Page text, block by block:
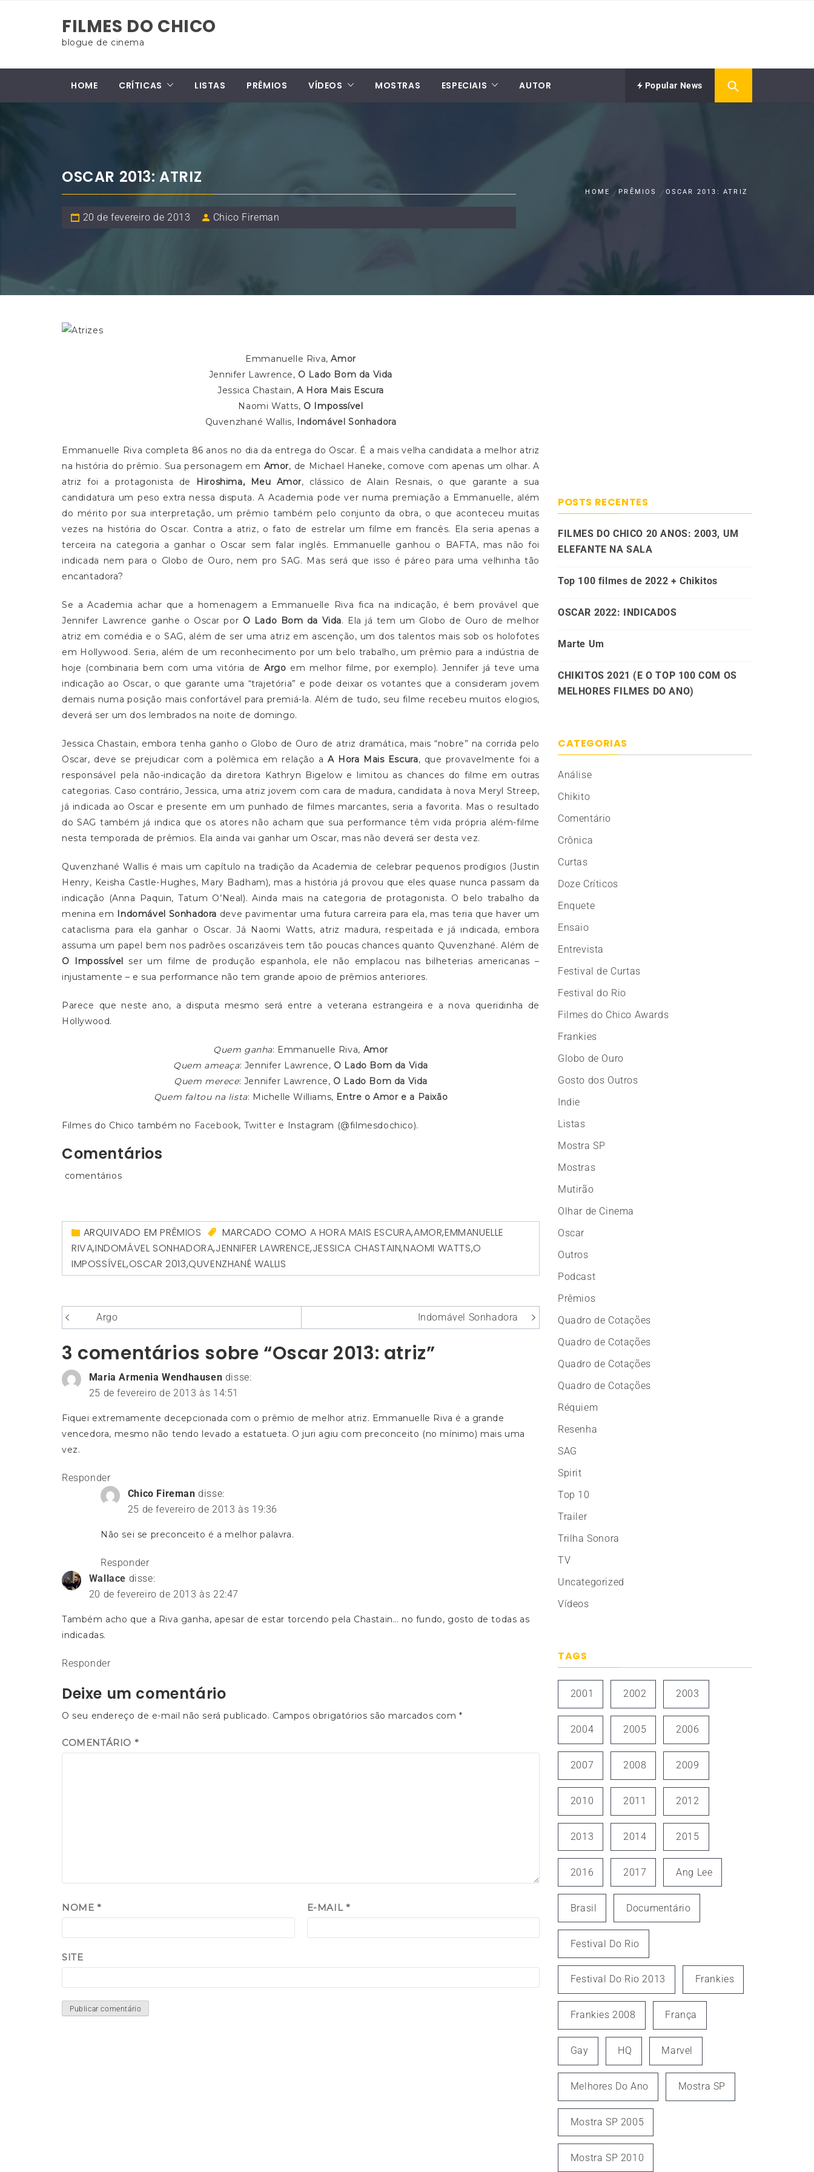
FILMES DO CHICO
blogue de cinema
HOME CRÍTICAS LISTAS PRÊMIOS VÍDEOS MOSTRAS ESPECIAIS AUTOR Popular News
OSCAR 2013: ATRIZ
20 de fevereiro de 2013 Chico Fireman
HOME PRÊMIOS OSCAR 2013: ATRIZ
Emmanuelle Riva,Amor
Jennifer Lawrence, O Lado Bom da Vida
Jessica Chastain, A Hora Mais Escura
Naomi Watts, O Impossível
Quvenzhané Wallis, Indomável Sonhadora
Emmanuelle Riva completa 86 anos no dia da entrega do Oscar. É a mais velha candidata a melhor atriz
na história do prêmio. Sua personagem em Amor, de Michael Haneke, comove com apenas um olhar. A
atriz foi a protagonista de Hiroshima, Meu Amor, clássico de Alain Resnais, o que garante a sua
candidatura um peso extra nessa disputa. A Academia pode ver numa premiação a Emmanuelle, além
do mérito por sua interpretação, um prêmio também pelo conjunto da obra, o que aconteceu muitas
vezes na história do Oscar. Contra a atriz, o fato de estrelar um filme em francês. Ela seria apenas a
terceira na categoria a ganhar o Oscar sem falar inglês. Emmanuelle ganhou o BAFTA, mas não foi
indicada nem para o Globo de Ouro, nem pro SAG. Mas será que isso é páreo para uma velhinha tão
encantadora?
Se a Academia achar que a homenagem a Emmanuelle Riva fica na indicação, é bem provável que
Jennifer Lawrence ganhe o Oscar por O Lado Bom da Vida. Ela já tem um Globo de Ouro de melhor
atriz em comédia e o SAG, além de ser uma atriz em ascenção, um dos talentos mais sob os holofotes
em Hollywood. Seria, além de um reconhecimento por um belo trabalho, um prêmio para a indústria de
hoje (combinaria bem com uma vitória deArgo em melhor filme, por exemplo). Jennifer já teve uma
indicação ao Oscar, o que garante uma “trajetória” e pode deixar os votantes que a consideram jovem
demais numa posição mais confortável para premiá-la. Além de tudo, seu filme recebeu muitos elogios,
deverá ser um dos lembrados na noite de domingo.
Jessica Chastain, embora tenha ganho o Globo de Ouro de atriz dramática, mais “nobre” na corrida pelo
Oscar, deve se prejudicar com a polêmica em relação aA Hora Mais Escura, que provavelmente foi a
responsável pela não-indicação da diretora Kathryn Bigelow e limitou as chances do filme em outras
categorias. Caso contrário, Jessica, uma atriz jovem com cara de madura, candidata à nova Meryl Streep,
já indicada ao Oscar e presente em um punhado de filmes marcantes, seria a favorita. Mas o resultado
do SAG também já indica que os atores não acham que sua performance têm vida própria além-filme
nesta temporada de prêmios. Ela ainda vai ganhar um Oscar, mas não deverá ser desta vez.
Quvenzhané Wallis é mais um capítulo na tradição da Academia de celebrar pequenos prodígios (Justin
Henry, Keisha Castle-Hughes, Mary Badham), mas a história já provou que eles quase nunca passam da
indicação (Anna Paquin, Tatum O’Neal). Ainda mais na categoria de protagonista. O belo trabalho da
menina em Indomável Sonhadora deve pavimentar uma futura carreira para ela, mas teria que haver um
cataclisma para ela ganhar o Oscar. Já Naomi Watts, atriz madura, respeitada e já indicada, embora
assuma um papel bem nos padrões oscarizáveis tem tão poucas chances quanto Quvenzhané. Além de
O Impossível ser um filme de produção espanhola, ele não emplacou nas bilheterias americanas –
injustamente – e sua performance não tem grande apoio de prêmios anteriores.
Parece que neste ano, a disputa mesmo será entre a veterana estrangeira e a nova queridinha de
Hollywood.
Quem ganha: Emmanuelle Riva, Amor
Quem ameaça: Jennifer Lawrence, O Lado Bom da Vida
Quem merece: Jennifer Lawrence, O Lado Bom da Vida
Quem faltou na lista: Michelle Williams, Entre o Amor e a Paixão
Filmes do Chico também no Facebook, Twitter e Instagram (@filmesdochico).
Comentários
comentários
ARQUIVADO EMPRÊMIOS MARCADO COMO A HORA MAIS ESCURA,AMOR,EMMANUELLE
RIVA,INDOMÁVEL SONHADORA,JENNIFER LAWRENCE,JESSICA CHASTAIN,NAOMI WATTS,O
IMPOSSÍVEL,OSCAR 2013,QUVENZHANÉ WALLIS
Navegação
de
Post
Argo Indomável Sonhadora
3 comentários sobre “Oscar 2013: atriz”
Maria Armenia Wendhausen disse:
25 de fevereiro de 2013 às 14:51
Fiquei extremamente decepcionada com o prêmio de melhor atriz. Emmanuelle Riva é a grande
vencedora, mesmo não tendo levado a estatueta. O juri agiu com preconceito (no mínimo) mais uma
vez.
Responder
Chico Fireman disse:
25 de fevereiro de 2013 às 19:36
Não sei se preconceito é a melhor palavra.
Responder
Wallace disse:
20 de fevereiro de 2013 às 22:47
Também acho que a Riva ganha, apesar de estar torcendo pela Chastain… no fundo, gosto de todas as
indicadas.
Responder
Deixe um comentário
O seu endereço de e-mail não será publicado. Campos obrigatórios são marcados com*
COMENTÁRIO *
NOME * E-MAIL *
SITE
POSTS RECENTES
FILMES DO CHICO 20 ANOS: 2003, UM
ELEFANTE NA SALA
Top 100 filmes de 2022 + Chikitos
OSCAR 2022: INDICADOS
Marte Um
CHIKITOS 2021 (E O TOP 100 COM OS
MELHORES FILMES DO ANO)
CATEGORIAS
Análise
Chikito
Comentário
Crônica
Curtas
Doze Críticos
Enquete
Ensaio
Entrevista
Festival de Curtas
Festival do Rio
Filmes do Chico Awards
Frankies
Globo de Ouro
Gosto dos Outros
Indie
Listas
Mostra SP
Mostras
Mutirão
Olhar de Cinema
Oscar
Outros
Podcast
Prêmios
Quadro de Cotações
Quadro de Cotações
Quadro de Cotações
Quadro de Cotações
Réquiem
Resenha
SAG
Spirit
Top 10
Trailer
Trilha Sonora
TV
Uncategorized
Vídeos
TAGS
2001 2002 2003
2004 2005 2006
2007 2008 2009
2010 2011 2012
2013 2014 2015
2016 2017 Ang Lee
Brasil Documentário
Festival Do Rio
Festival Do Rio 2013 Frankies
Frankies 2008 França
Gay HQ Marvel
Melhores Do Ano Mostra SP
Mostra SP 2005
Mostra SP 2010